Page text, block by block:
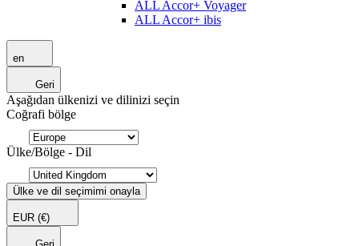
ALL Accor+ Voyager
ALL Accor+ ibis
en
Geri
Aşağıdan ülkenizi ve dilinizi seçin
Coğrafi bölge
Ülke/Bölge - Dil
Ülke ve dil seçimimi onayla
EUR (€)